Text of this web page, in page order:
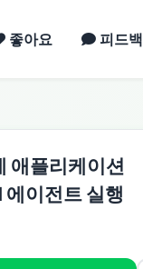
좋아요 피드백
애플리케이션
이전트 실행